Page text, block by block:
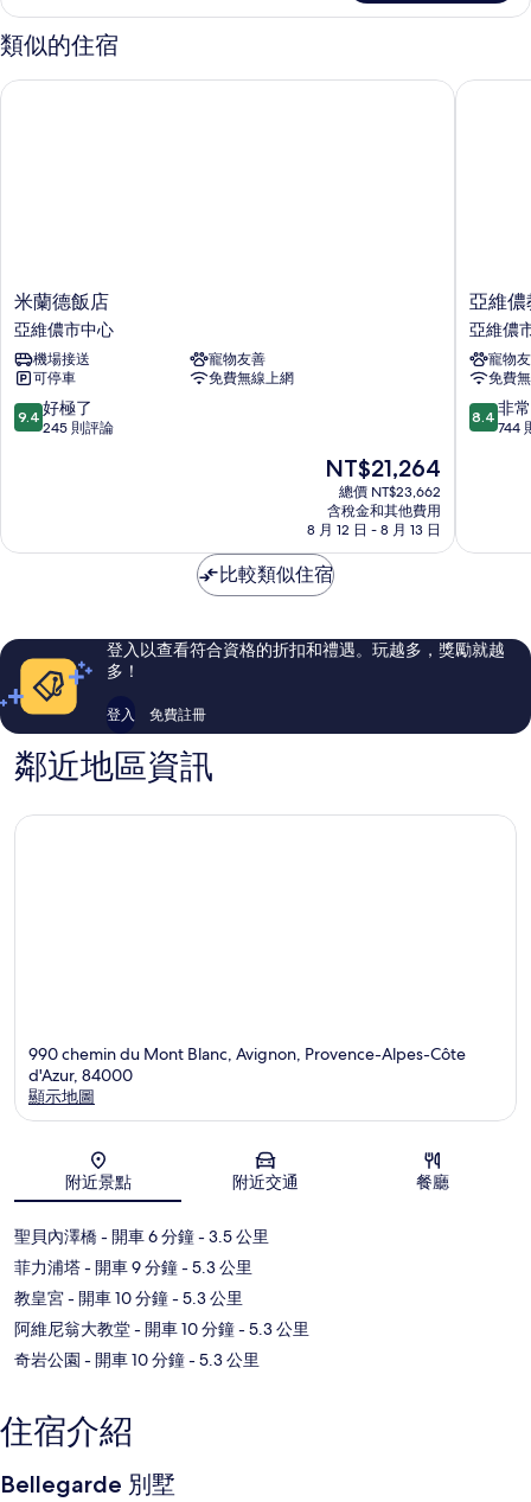
花
園
景
相
片
四
人
房,
立
詳
情
類似的住宿
米
蘭
德
飯
店
亞
維
米蘭德飯店
亞維儂市中心
機場接送
寵物友善
可停車
免費無線上網
9.4
分，
極
評
論
9.4 好極了
245 則評論
現
在
價
格
為
NT$21,264
NT$21,264
總價 NT$23,662
含稅金和其他費用
8 月 12 日 - 8 月 13 日
米蘭德飯店
亞
維
儂
教
皇
宮
中
亞
中
心
亞維儂
亞維儂
寵物
免費
8.4
分，
常
評
論
8.4 非
744
亞維儂
比較類似住宿
登入以查看符合資格的折扣和禮遇。玩越多，獎勵就越
多！
登入 免費註冊
鄰近地區資訊
990 chemin du Mont Blanc, Avignon, Provence-Alpes-Côte
d'Azur, 84000
顯示地圖
附近景點 附近交通 餐廳
聖貝內澤橋- 開車 6 分鐘- 3.5 公里
菲力浦塔- 開車 9 分鐘- 5.3 公里
教皇宮- 開車 10 分鐘- 5.3 公里
阿維尼翁大教堂- 開車 10 分鐘- 5.3 公里
奇岩公園 - 開車 10 分鐘- 5.3 公里
住宿介紹
Bellegarde 別墅